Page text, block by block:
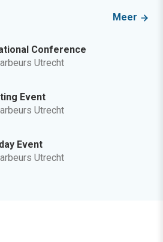
Meer
Conference
Utrecht
Event
Utrecht
Event
Utrecht